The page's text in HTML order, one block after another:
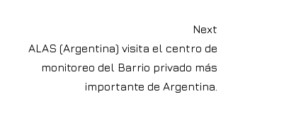
Next
ALAS (Argentina) visita el centro de
monitoreo del Barrio privado más
importante de Argentina.